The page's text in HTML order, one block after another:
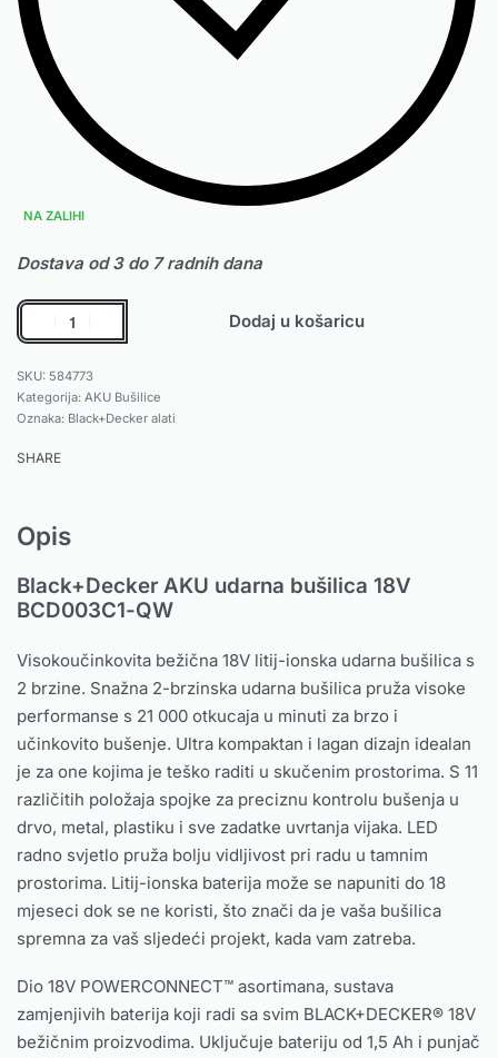
NA ZALIHI
Dostava od 3 do 7 radnih dana
Dodaj u košaricu
584773
Kategorija: AKU Bušilice
Oznaka: Black+Decker alati
SHARE
Opis
Black+Decker AKU udarna bušilica 18V
BCD003C1-QW
Visokoučinkovita bežična 18V litij-ionska udarna bušilica s
2 brzine. Snažna 2-brzinska udarna bušilica pruža visoke
performanse s 21 000 otkucaja u minuti za brzo i
učinkovito bušenje. Ultra kompaktan i lagan dizajn idealan
je za one kojima je teško raditi u skučenim prostorima. S 11
različitih položaja spojke za preciznu kontrolu bušenja u
drvo, metal, plastiku i sve zadatke uvrtanja vijaka. LED
radno svjetlo pruža bolju vidljivost pri radu u tamnim
prostorima. Litij-ionska baterija može se napuniti do 18
mjeseci dok se ne koristi, što znači da je vaša bušilica
spremna za vaš sljedeći projekt, kada vam zatreba.
Dio 18V POWERCONNECT™ asortimana, sustava
zamjenjivih baterija koji radi sa svim BLACK+DECKER® 18V
bežičnim proizvodima. Uključuje bateriju od 1,5 Ah i punjač